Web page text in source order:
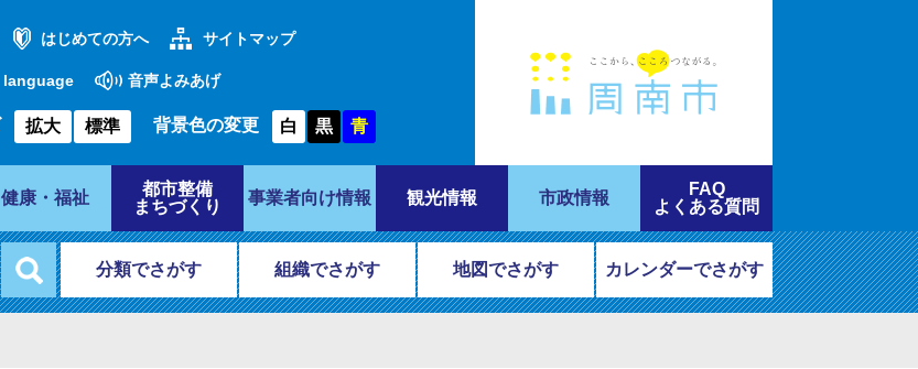
はじめての方へ サイトマップ
音声よみあげ
拡大 標準 背景色の変更 白 黒 青
健康・福祉
都市整備
まちづくり
事業者向け情報 観光情報 市政情報
FAQ
よくある質問
分類でさがす 組織でさがす 地図でさがす カレンダーでさがす